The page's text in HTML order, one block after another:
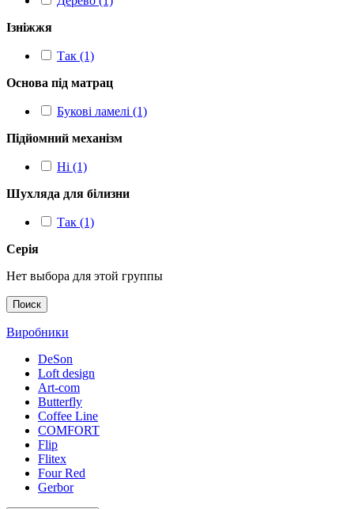
Ізніжжя
Так (1)
Основа під матрац
Букові ламелі (1)
Підйомний механізм
Ні (1)
Шухляда для білизни
Так (1)
Серія
Нет выбора для этой группы
Поиск
Виробники
DeSon
Loft design
Art-com
Butterfly
Coffee Line
COMFORT
Flip
Flitex
Four Red
Gerbor